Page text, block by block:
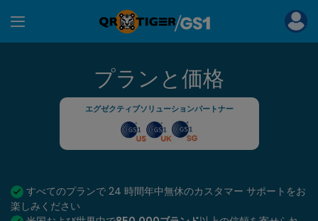
プランと価格
エグゼクティブソリューションパートナー
すべてのプランで 24 時間年中無休のカスタマー サポートをお
楽しみください